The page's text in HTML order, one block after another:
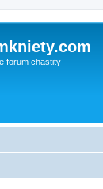
forum chastity